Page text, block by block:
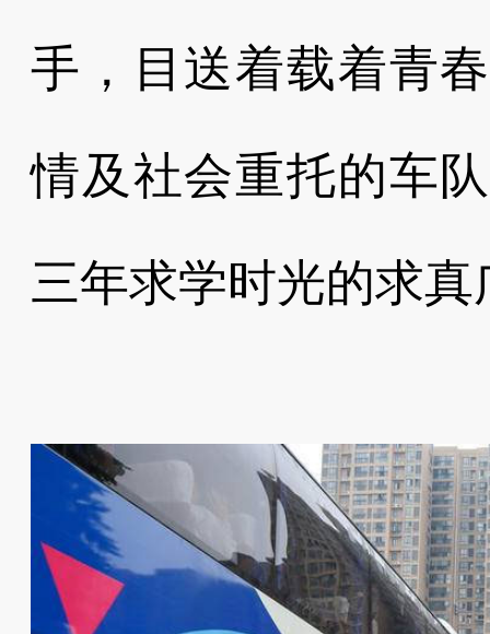
手，目送着载着青
情及社会重托的车
三年求学时光的求真